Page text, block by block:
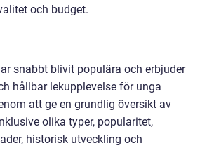
och budget.
snabbt blivit populära och erbjuder
hållbar lekupplevelse för unga
att ge en grundlig översikt av
olika typer, popularitet,
historisk utveckling och